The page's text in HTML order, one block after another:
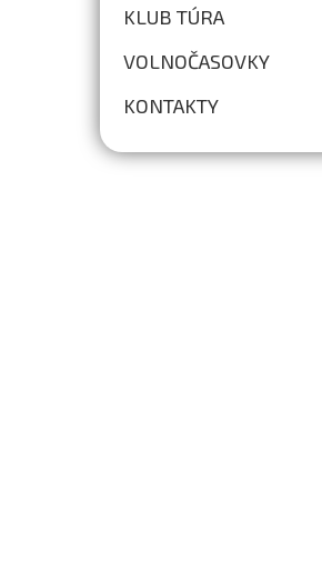
KLUB TÚRA
VOLNOČASOVKY
KONTAKTY